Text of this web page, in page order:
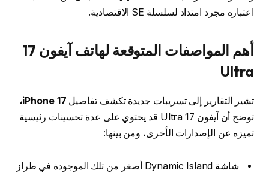
اعتباره مجرد امتداد لسلسلة SE الاقتصادية.
أهم المواصفات المتوقعة لهاتف
آيفون 17
Ultra
تشير التقارير إلى تسريبات جديدة تكشف تفاصيل iPhone 17،
توضح أن آيفون 17 Ultra قد يحتوي على عدة تحسينات رئيسية
تميزه عن الإصدارات الأخرى، ومن بينها:
شاشة Dynamic Island أصغر من تلك الموجودة في طراز